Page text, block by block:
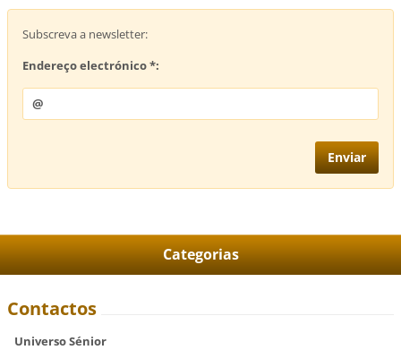
Subscreva a newsletter:
Endereço electrónico *:
Categorias
Contactos
Universo Sénior